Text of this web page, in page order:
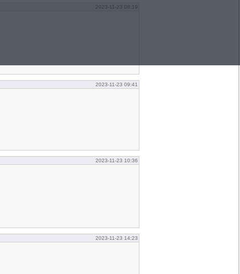
2023-11-23 08:19
2023-11-23 09:41
2023-11-23 10:36
2023-11-23 14:23